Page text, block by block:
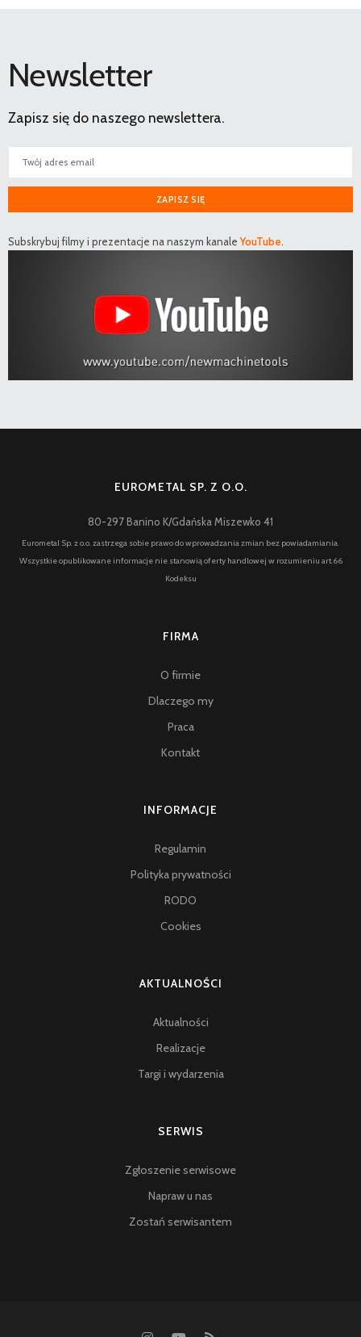
Newsletter
Zapisz się do naszego newslettera.
ZAPISZ SIĘ
Subskrybuj filmy i prezentacje na naszym kanaleYouTube
EUROMETAL SP. Z O.O.
80-297 Banino K/Gdańska Miszewko 41
Eurometal Sp. z o.o. zastrzega sobie prawo do wprowadzania zmian bez powiadamiania.
Wszystkie opublikowane informacje nie stanowią oferty handlowej w rozumieniu art.66
Kodeksu
FIRMA
O firmie
Dlaczego my
Praca
Kontakt
INFORMACJE
Regulamin
Polityka prywatności
RODO
Cookies
AKTUALNOŚCI
Aktualności
Realizacje
Targi i wydarzenia
SERWIS
Zgłoszenie serwisowe
Napraw u nas
Zostań serwisantem